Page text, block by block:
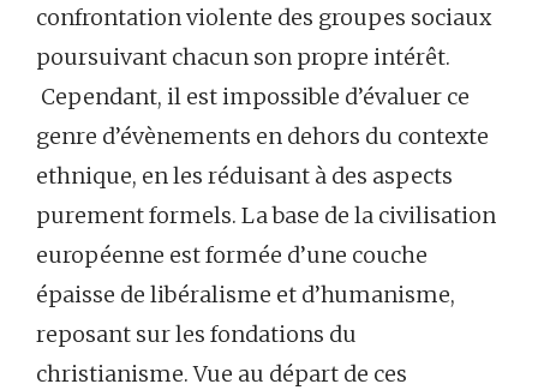
confrontation violente des groupes sociaux
poursuivant chacun son propre intérêt.
Cependant, il est impossible d’évaluer ce
genre d’évènements en dehors du contexte
ethnique, en les réduisant à des aspects
purement formels. La base de la civilisation
européenne est formée d’une couche
épaisse de libéralisme et d’humanisme,
reposant sur les fondations du
christianisme. Vue au départ de ces